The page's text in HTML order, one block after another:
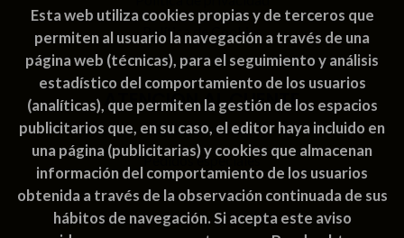
Política de Cookies
ATENCIÓN AL CLIENTE
Quiénes somos
Pedidos especiales
Esta web utiliza cookies propias y de terceros que
permiten al usuario la navegación a través de una
página web (técnicas), para el seguimiento y análisis
estadístico del comportamiento de los usuarios
(analíticas), que permiten la gestión de los espacios
publicitarios que, en su caso, el editor haya incluido en
una página (publicitarias) y cookies que almacenan
información del comportamiento de los usuarios
obtenida a través de la observación continuada de sus
hábitos de navegación. Si acepta este aviso